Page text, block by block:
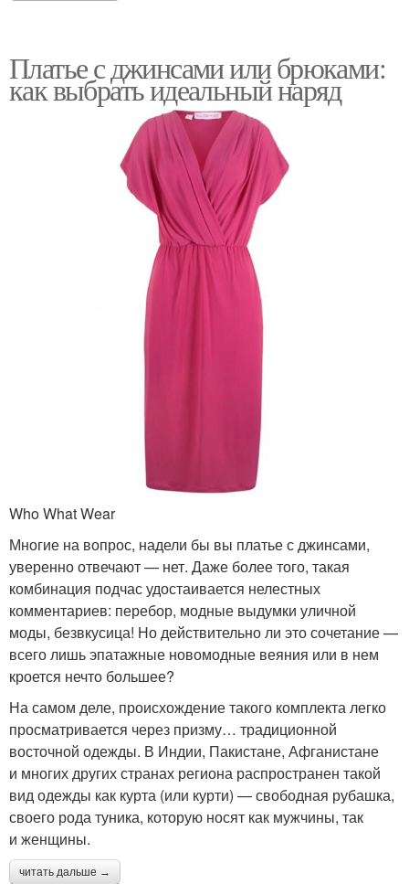
Платье с джинсами или брюками:
как выбрать идеальный наряд
Who What Wear
Многие на вопрос, надели бы вы платье с джинсами,
уверенно отвечают — нет. Даже более того, такая
комбинация подчас удостаивается нелестных
комментариев: перебор, модные выдумки уличной
моды, безвкусица! Но действительно ли это сочетание —
всего лишь эпатажные новомодные веяния или в нем
кроется нечто большее?
На самом деле, происхождение такого комплекта легко
просматривается через призму… традиционной
восточной одежды. В Индии, Пакистане, Афганистане
и многих других странах региона распространен такой
вид одежды как курта (или курти) — свободная рубашка,
своего рода туника, которую носят как мужчины, так
и женщины.
читать дальше →